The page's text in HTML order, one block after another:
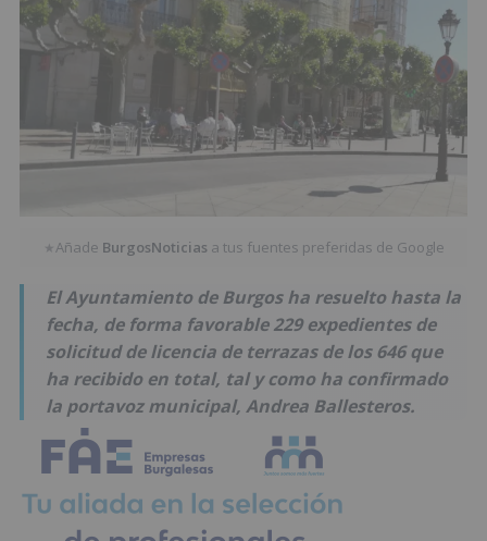
★Añade BurgosNoticias a tus fuentes preferidas de Google
El Ayuntamiento de Burgos ha resuelto hasta la
fecha, de forma favorable 229 expedientes de
solicitud de licencia de terrazas de los 646 que
ha recibido en total, tal y como ha confirmado
la portavoz municipal, Andrea Ballesteros.